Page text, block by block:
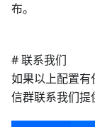
布。
# 联系我们
如果以上配置
信群联系我们提